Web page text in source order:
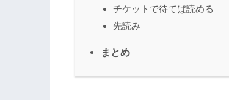
チケットで待てば読める
先読み
まとめ